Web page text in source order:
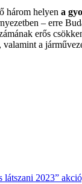
három helyen a
– erre
erős
a
2023”